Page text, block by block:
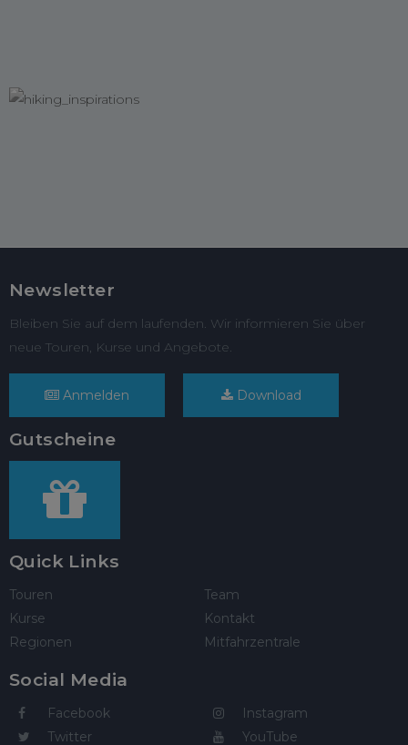
Newsletter
Bleiben Sie auf dem laufenden. Wir informieren Sie über
neue Touren, Kurse und Angebote.
Anmelden Download
Gutscheine
Quick Links
Touren
Kurse
Regionen
Team
Kontakt
Mitfahrzentrale
Social Media
Facebook
Twitter
Instagram
YouTube